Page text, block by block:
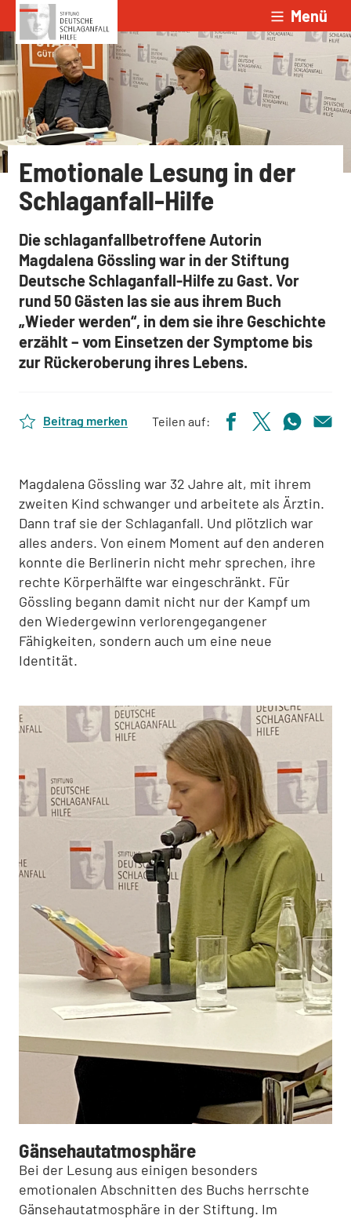
Zum Inhalt springen Menü
Emotionale Lesung in der
Schlaganfall-Hilfe
Die schlaganfallbetroffene Autorin
Magdalena Gössling war in der Stiftung
Deutsche Schlaganfall-Hilfe zu Gast. Vor
rund 50 Gästen las sie aus ihrem Buch
„Wieder werden“, in dem sie ihre Geschichte
erzählt – vom Einsetzen der Symptome bis
zur Rückeroberung ihres Lebens.
Beitrag merken Teilen auf:
Magdalena Gössling war 32 Jahre alt, mit ihrem
zweiten Kind schwanger und arbeitete als Ärztin.
Dann traf sie der Schlaganfall. Und plötzlich war
alles anders. Von einem Moment auf den anderen
konnte die Berlinerin nicht mehr sprechen, ihre
rechte Körperhälfte war eingeschränkt. Für
Gössling begann damit nicht nur der Kampf um
den Wiedergewinn verlorengegangener
Fähigkeiten, sondern auch um eine neue
Identität.
Gänsehautatmosphäre
Bei der Lesung aus einigen besonders
emotionalen Abschnitten des Buchs herrschte
Gänsehautatmosphäre in der Stiftung. Im